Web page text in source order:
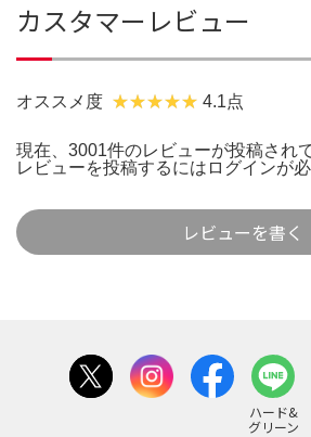
カスタマーレビュー
オススメ度 4.1点
現在、3001件のレビューが投稿され
レビューを投稿するには ログインが
レビューを書く
ハード&
グリーン